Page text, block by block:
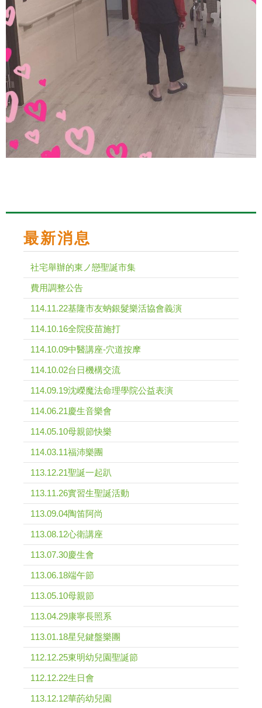
最新消息
社宅舉辦的東ノ戀聖誕市集
費用調整公告
114.11.22基隆市友蚋銀髮樂活協會義演
114.10.16全院疫苗施打
114.10.09中醫講座-穴道按摩
114.10.02台日機構交流
114.09.19沈嶸魔法命理學院公益表演
114.06.21慶生音樂會
114.05.10母親節快樂
114.03.11福沛樂團
113.12.21聖誕一起趴
113.11.26實習生聖誕活動
113.09.04陶笛阿尚
113.08.12心衛講座
113.07.30慶生會
113.06.18端午節
113.05.10母親節
113.04.29康寧長照系
113.01.18星兒鍵盤樂團
112.12.25東明幼兒園聖誕節
112.12.22生日會
113.12.12華菂幼兒園